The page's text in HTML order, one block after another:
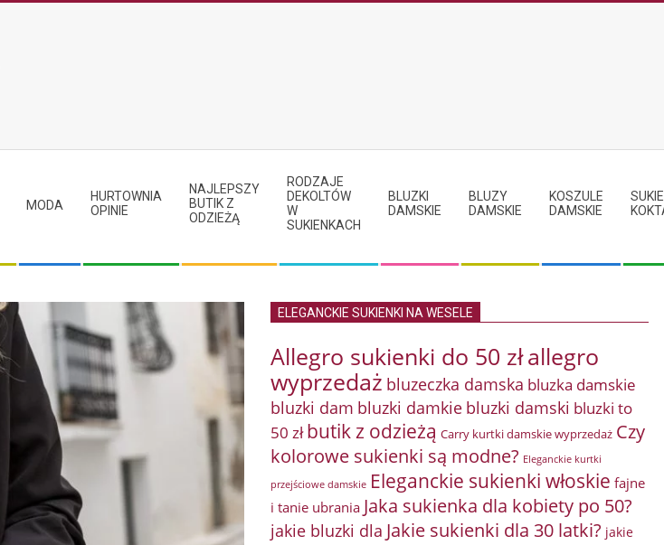
MODA
HURTOWNIA
OPINIE
NAJLEPSZY
BUTIK Z
ODZIEŻĄ
RODZAJE
DEKOLTÓW
W
SUKIENKACH
BLUZKI
DAMSKIE
BLUZY
DAMSKIE
KOSZULE
DAMSKIE
ELEGANCKIE SUKIENKI NA WESELE
Allegro sukienki do 50 złallegro
wyprzedaż bluzeczka damska bluzka damskie
bluzki dam bluzki damkie bluzki damski bluzki to
50 zł butik z odzieżą Carry kurtki damskie wyprzedaż Czy
kolorowe sukienki są modne? Eleganckie kurtki
przejściowe damskie Eleganckie sukienki włoskie fajne
i tanie ubrania Jaka sukienka dla kobiety po 50?
jakie bluzki dla Jakie sukienki dla 30 latki? jakie